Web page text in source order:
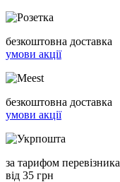
безкоштовна доставка
умови акції
безкоштовна доставка
умови акції
за тарифом перевізника
від 35 грн